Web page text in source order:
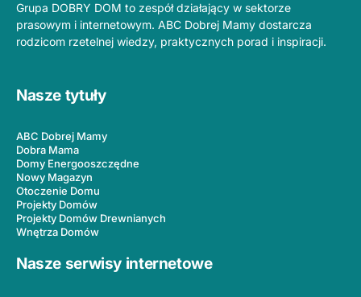
Grupa DOBRY DOM to zespół działający w sektorze
prasowym i internetowym. ABC Dobrej Mamy dostarcza
rodzicom rzetelnej wiedzy, praktycznych porad i inspiracji.
Nasze tytuły
ABC Dobrej Mamy
Dobra Mama
Domy Energooszczędne
Nowy Magazyn
Otoczenie Domu
Projekty Domów
Projekty Domów Drewnianych
Wnętrza Domów
Nasze serwisy internetowe